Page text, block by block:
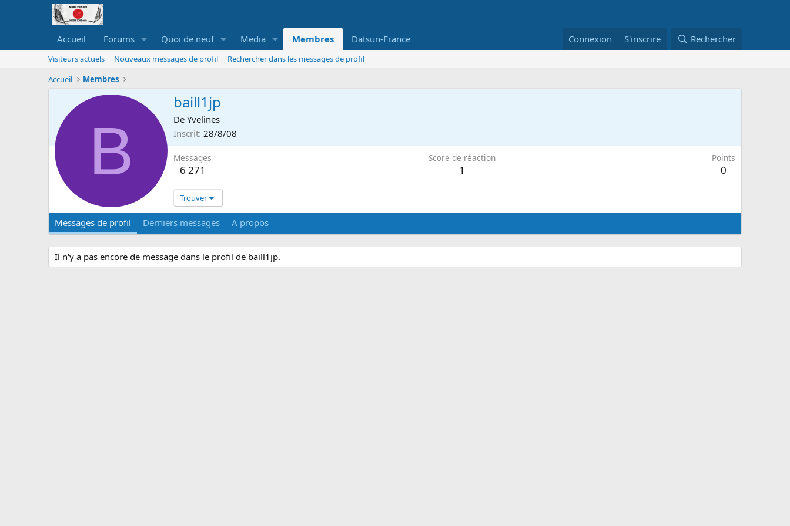
Accueil Forums Quoi de neuf Media Membres Datsun-France Connexion S'inscrire Rechercher
Visiteurs actuels Nouveaux messages de profil
Rechercher dans les messages de profil
Accueil
Membres
B
baill1jp
De Yvelines
Inscrit 28/8/08
Messages
6 271
Score de réaction
1
Points
0
Trouver
Messages de profil Derniers messages A propos
Il n'y a pas encore de message dans le profil de baill1jp.